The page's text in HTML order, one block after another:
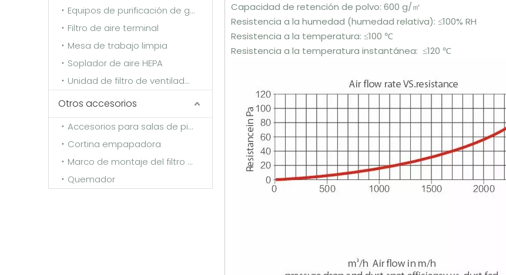
Equipos de purificación de gases de escape
Filtro de aire terminal
Mesa de trabajo limpia
Soplador de aire HEPA
Unidad de filtro de ventilador (FFU)
Otros accesorios
Accesorios para salas de pintura
Cortina empapadora
Marco de montaje del filtro y marco de fijación
Quemador
Capacidad de retención de polvo: 600 g/㎡
Resistencia a la humedad (humedad relativa): ≤100% RH
Resistencia a la temperatura: ≤100 ℃
Resistencia a la temperatura instantánea: ≤120 ℃